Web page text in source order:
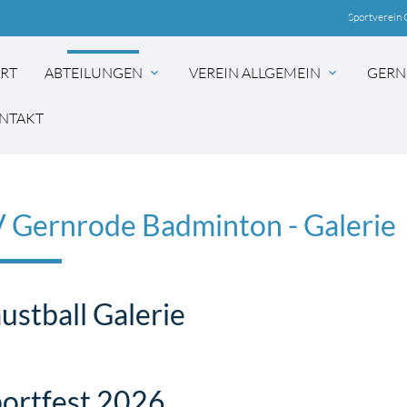
Sportverein
ABTEILUNGEN expand_more VEREIN ALLGEMEIN expand_more
Gernrode Badminton - Galerie
Galerie